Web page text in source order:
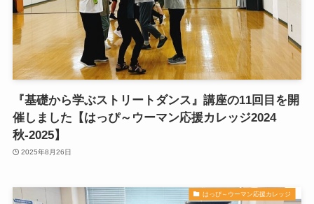
『基礎から学ぶストリートダンス』講座の11回目を開
催しました【はっぴ～ウーマン応援カレッジ2024
秋-2025】
2025年8月26日
はっぴ～ウーマン応援カレッジ